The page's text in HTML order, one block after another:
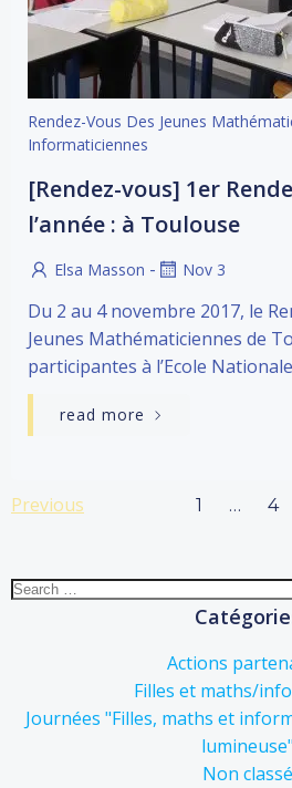
Rendez-Vous Des Jeunes
Informaticiennes
[Rendez-vous] 1er
l’année : à Toulouse
Elsa Masson - Nov 3
Du 2 au 4 novembre 2017, le
Jeunes Mathématiciennes de
participantes à l’Ecole
read more
Posts
navigation
Previous
PostsPage
1 … 4
Search
Actions
Filles et maths/
Journées "Filles, maths et
lumineuse"
Non classé